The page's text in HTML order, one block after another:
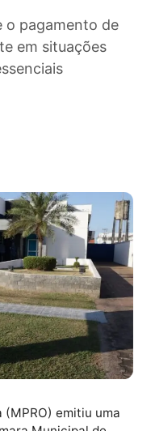
o pagamento de
em situações
essenciais